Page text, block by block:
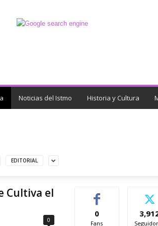
Noticias del Istmo Historia y Cultura
EDITORIAL
Cultiva el
0
0
Fans